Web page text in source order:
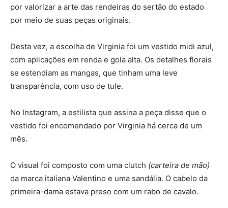
por valorizar a arte das rendeiras do sertão do estado
por meio de suas peças originais.
Desta vez, a escolha de Virginia foi um vestido midi azul,
com aplicações em renda e gola alta. Os detalhes florais
se estendiam as mangas, que tinham uma leve
transparência, com uso de tule.
No Instagram, a estilista que assina a peça disse que o
vestido foi encomendado por Virginia há cerca de um
mês.
O visual foi composto com uma clutch (carteira de mão)
da marca italiana Valentino e uma sandália. O cabelo da
primeira-dama estava preso com um rabo de cavalo.